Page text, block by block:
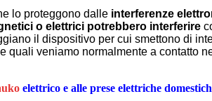
lo proteggono dalle interferenze
o elettrici potrebbero interferire
il dispositivo per cui smettono di
veniamo normalmente a contatto
elettrico e alle prese elettriche